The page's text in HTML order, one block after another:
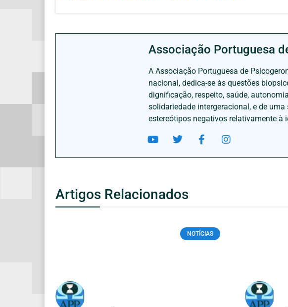
Associação Portuguesa
A Associação Portuguesa de
nacional, dedica-se às questões
dignificação, respeito, saúde,
solidariedade intergeracional, e de
estereótipos negativos relativamente à
Artigos Relacionados
NOTÍCIAS